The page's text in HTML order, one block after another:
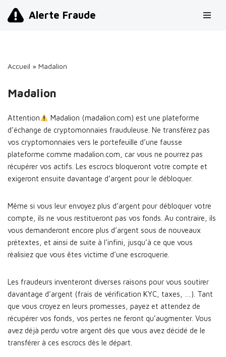
Alerte Fraude
Accueil » Madalion
Madalion
Attention
Madalion (madalion.com) est une plateforme
d’échange de cryptomonnaies frauduleuse. Ne transférez pas
vos cryptomonnaies vers le portefeuille d’une fausse
plateforme comme madalion.com, car vous ne pourrez pas
récupérer vos actifs. Les escrocs bloqueront votre compte et
exigeront ensuite davantage d’argent pour le débloquer.
Même si vous leur envoyez plus d’argent pour débloquer votre
compte, ils ne vous restitueront pas vos fonds. Au contraire, ils
vous demanderont encore plus d’argent sous de nouveaux
prétextes, et ainsi de suite à l’infini, jusqu’à ce que vous
réalisiez que vous êtes victime d’une escroquerie.
Les fraudeurs inventeront diverses raisons pour vous soutirer
davantage d’argent (frais de vérification KYC, taxes, …). Tant
que vous croyez en leurs promesses, payez et attendez de
récupérer vos fonds, vos pertes ne feront qu’augmenter. Vous
avez déjà perdu votre argent dès que vous avez décidé de le
transférer à ces escrocs dès le départ.